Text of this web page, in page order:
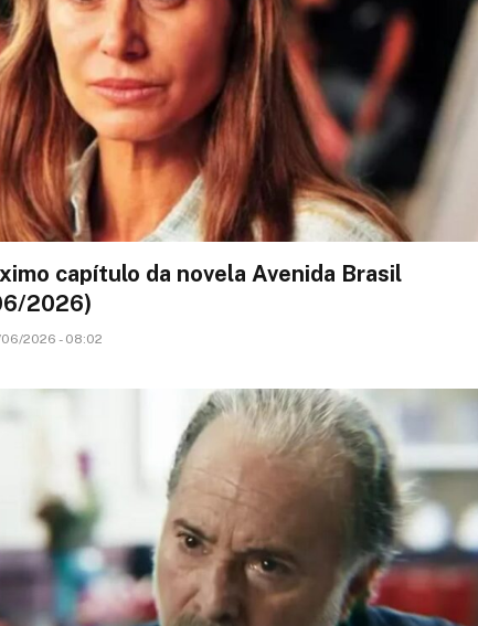
capítulo da novela Avenida Brasil
2026)
2026 - 08:02